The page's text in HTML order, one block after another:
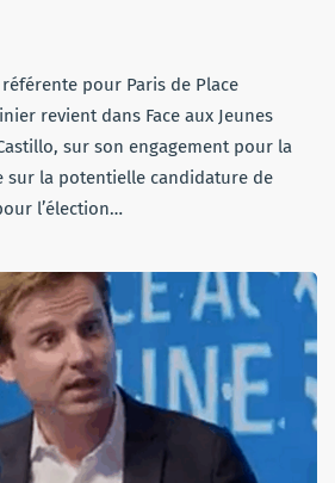
pour Paris de Place
revient dans Face aux Jeunes
sur son engagement pour la
sur la potentielle candidature de
l’élection…